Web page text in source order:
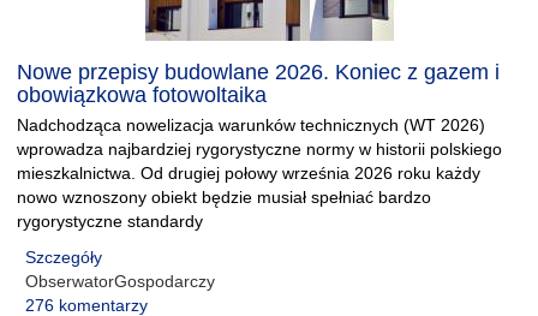
Nowe przepisy budowlane 2026. Koniec z gazem i
obowiązkowa fotowoltaika
Nadchodząca nowelizacja warunków technicznych (WT 2026)
wprowadza najbardziej rygorystyczne normy w historii polskiego
mieszkalnictwa. Od drugiej połowy września 2026 roku każdy
nowo wznoszony obiekt będzie musiał spełniać bardzo
rygorystyczne standardy
Szczegóły
ObserwatorGospodarczy
276 komentarzy